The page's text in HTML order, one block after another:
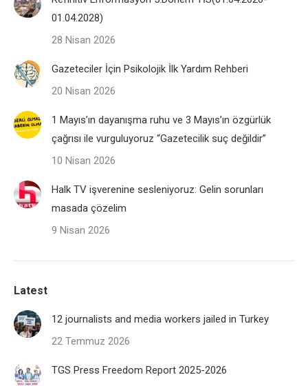
01.04.2028)
28 Nisan 2026
Gazeteciler İçin Psikolojik İlk Yardım Rehberi
20 Nisan 2026
1 Mayıs’ın dayanışma ruhu ve 3 Mayıs’ın özgürlük
çağrısı ile vurguluyoruz “Gazetecilik suç değildir”
10 Nisan 2026
Halk TV işverenine sesleniyoruz: Gelin sorunları
masada çözelim
9 Nisan 2026
Latest
12 journalists and media workers jailed in Turkey
22 Temmuz 2026
TGS Press Freedom Report 2025-2026